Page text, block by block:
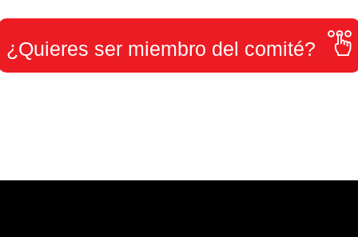
¿Quieres ser miembro del comité?